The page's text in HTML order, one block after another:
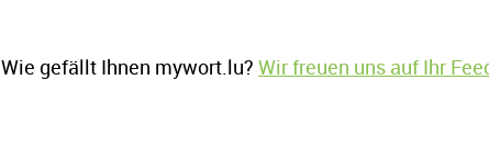
Wie gefällt Ihnen mywort.lu?Wir freuen uns auf Ihr